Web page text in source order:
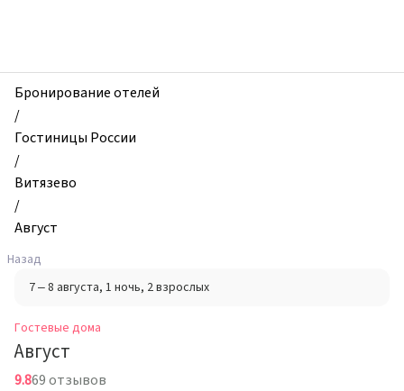
дома,
Август,
Витязево,
Россия
Бронирование отелей
/
Гостиницы России
/
Витязево
/
Август
Назад
7 – 8 августа, 1 ночь, 2 взрослых
Гостевые дома
Август
9.869 отзывов